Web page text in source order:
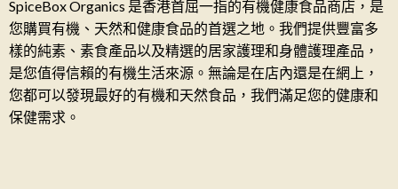
SpiceBox Organics 是香港首屈一指的有機健康食品商店，是
您購買有機、天然和健康食品的首選之地。我們提供豐富多
樣的純素、素食產品以及精選的居家護理和身體護理產品，
是您值得信賴的有機生活來源。無論是在店內還是在網上，
您都可以發現最好的有機和天然食品，我們滿足您的健康和
保健需求。